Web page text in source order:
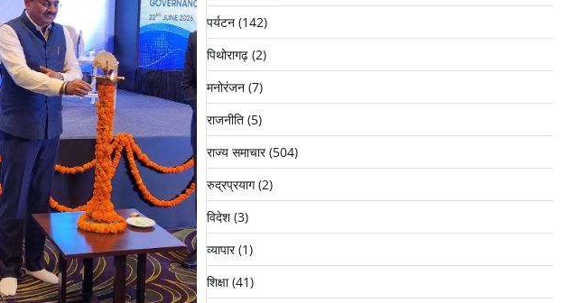
पर्यटन(142)
पिथोरागढ़(2)
मनोरंजन(7)
राजनीति(5)
राज्य समाचार(504)
रुद्रप्रयाग(2)
विदेश(3)
व्यापार(1)
शिक्षा(41)